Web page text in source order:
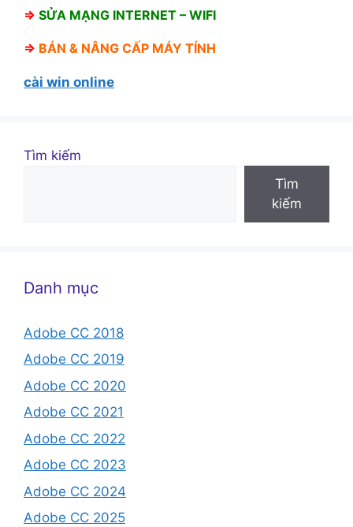
⇒ SỬA MẠNG INTERNET – WIFI
⇒ BÁN & NÂNG CẤP MÁY TÍNH
cài win online
Tìm kiếm
Tìm
kiếm
Danh mục
Adobe CC 2018
Adobe CC 2019
Adobe CC 2020
Adobe CC 2021
Adobe CC 2022
Adobe CC 2023
Adobe CC 2024
Adobe CC 2025